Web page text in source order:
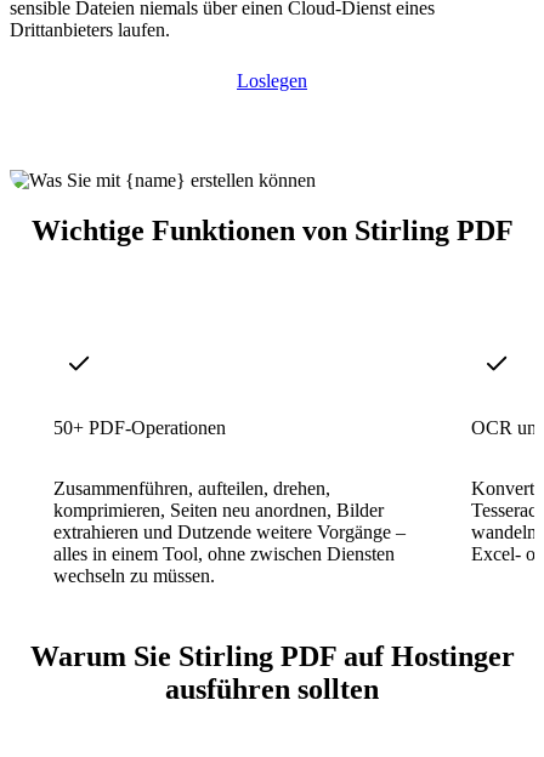
sensible Dateien niemals über einen Cloud-Dienst eines
Drittanbieters laufen.
Loslegen
Wichtige Funktionen von Stirling PDF
50+ PDF-Operationen
Zusammenführen, aufteilen, drehen,
komprimieren, Seiten neu anordnen, Bilder
extrahieren und Dutzende weitere Vorgänge –
alles in einem Tool, ohne zwischen Diensten
wechseln zu müssen.
OCR
wandeln
Excel-
Warum Sie Stirling PDF auf Hostinger
ausführen sollten